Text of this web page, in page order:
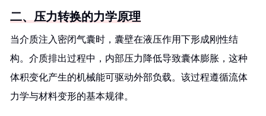
二、压力转换的力学原理
当介质注入密闭气囊时，囊壁在液压作用下形成刚性结
构。介质排出过程中，内部压力降低导致囊体膨胀，这种
体积变化产生的机械能可驱动外部负载。该过程遵循流体
力学与材料变形的基本规律。